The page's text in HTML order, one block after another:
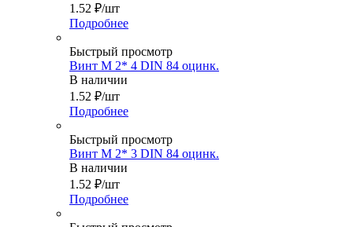
1.52 ₽/шт
Подробнее
Быстрый просмотр
Винт М 2* 4 DIN 84 оцинк.
В наличии
1.52 ₽/шт
Подробнее
Быстрый просмотр
Винт М 2* 3 DIN 84 оцинк.
В наличии
1.52 ₽/шт
Подробнее